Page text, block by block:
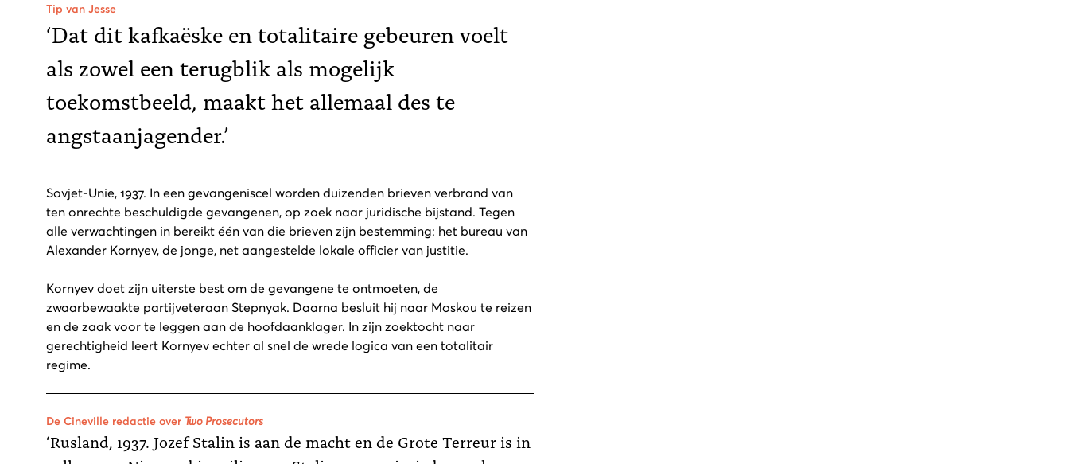
Tip van Jesse
‘Dat dit kafkaëske en totalitaire gebeuren voelt
als zowel een terugblik als mogelijk
toekomstbeeld, maakt het allemaal des te
angstaanjagender.’
Sovjet-Unie, 1937. In een gevangeniscel worden duizenden brieven verbrand van
ten onrechte beschuldigde gevangenen, op zoek naar juridische bijstand. Tegen
alle verwachtingen in bereikt één van die brieven zijn bestemming: het bureau van
Alexander Kornyev, de jonge, net aangestelde lokale officier van justitie.
Kornyev doet zijn uiterste best om de gevangene te ontmoeten, de
zwaarbewaakte partijveteraan Stepnyak. Daarna besluit hij naar Moskou te reizen
en de zaak voor te leggen aan de hoofdaanklager. In zijn zoektocht naar
gerechtigheid leert Kornyev echter al snel de wrede logica van een totalitair
regime.
De Cineville redactie over Two Prosecutors
‘Rusland, 1937. Jozef Stalin is aan de macht en de Grote Terreur is in